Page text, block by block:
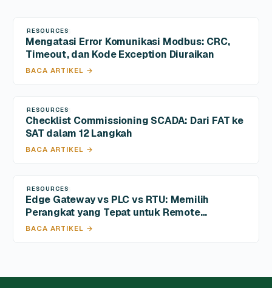
RESOURCES
1 Jun 2026
Mengatasi Error Komunikasi Modbus: CRC,
Timeout, dan Kode Exception Diuraikan
BACA ARTIKEL →
RESOURCES
9 Jun 2026
Checklist Commissioning SCADA: Dari FAT ke
SAT dalam 12 Langkah
BACA ARTIKEL →
RESOURCES
7 Jun 2026
Edge Gateway vs PLC vs RTU: Memilih
Perangkat yang Tepat untuk Remote
Monitoring
BACA ARTIKEL →